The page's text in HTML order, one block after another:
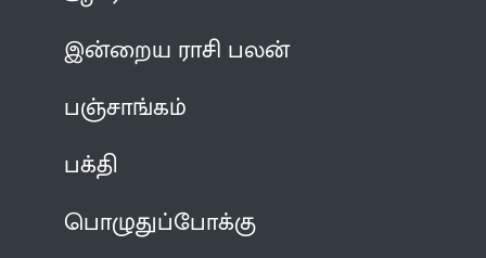
இன்றைய ராசி பலன்
பஞ்சாங்கம்
பக்தி
பொழுதுப்போக்கு